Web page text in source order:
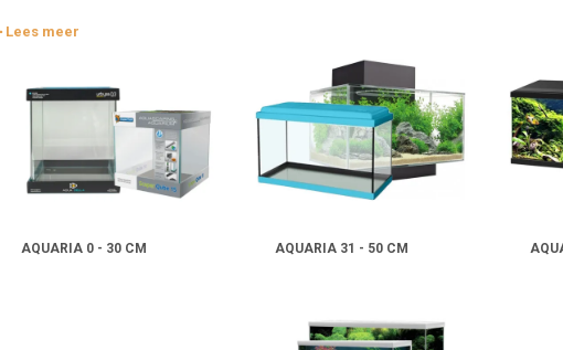
Draagkracht en stabiliteit
voor een veilige opstelling
Werkhoogte en afmetingen
die het kijkplezier vergroten
Opbergmogelijkheden
voor techniek en onderhoudsspullen
Afwerking en materiaalgebruik die langdurig mooi blijven
Zelf samenstellen of kiezen voor een set
opties. Zo richt je jouw aquariumruimte in op een manier die écht bij je past.
uitstraling. De juiste keuze maakt je aquariumproject niet alleen mooier, maar ook
Lees meer
AQUARIA 0 - 30 CM AQUARIA 31 - 50 CM